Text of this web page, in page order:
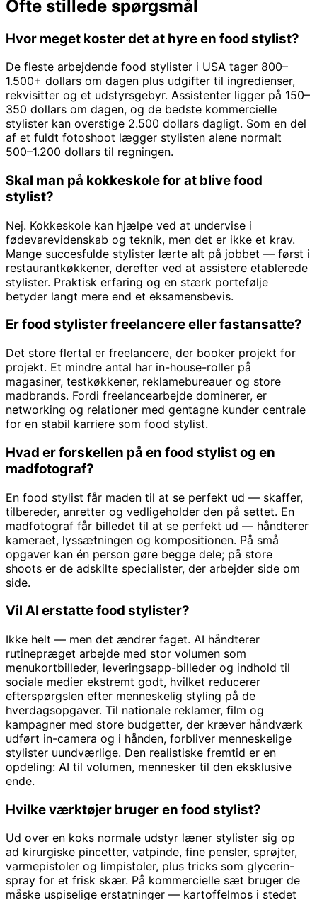
Ofte stillede spørgsmål
Hvor meget koster det at hyre en food stylist?
De fleste arbejdende food stylister i USA tager 800–
1.500+ dollars om dagen plus udgifter til ingredienser,
rekvisitter og et udstyrsgebyr. Assistenter ligger på 150–
350 dollars om dagen, og de bedste kommercielle
stylister kan overstige 2.500 dollars dagligt. Som en del
af et fuldt fotoshoot lægger stylisten alene normalt
500–1.200 dollars til regningen.
Skal man på kokkeskole for at blive food
stylist?
Nej. Kokkeskole kan hjælpe ved at undervise i
fødevarevidenskab og teknik, men det er ikke et krav.
Mange succesfulde stylister lærte alt på jobbet — først i
restaurantkøkkener, derefter ved at assistere etablerede
stylister. Praktisk erfaring og en stærk portefølje
betyder langt mere end et eksamensbevis.
Er food stylister freelancere eller fastansatte?
Det store flertal er freelancere, der booker projekt for
projekt. Et mindre antal har in-house-roller på
magasiner, testkøkkener, reklamebureauer og store
madbrands. Fordi freelancearbejde dominerer, er
networking og relationer med gentagne kunder centrale
for en stabil karriere som food stylist.
Hvad er forskellen på en food stylist og en
madfotograf?
En food stylist får maden til at se perfekt ud — skaffer,
tilbereder, anretter og vedligeholder den på settet. En
madfotograf får billedet til at se perfekt ud — håndterer
kameraet, lyssætningen og kompositionen. På små
opgaver kan én person gøre begge dele; på store
shoots er de adskilte specialister, der arbejder side om
side.
Vil AI erstatte food stylister?
Ikke helt — men det ændrer faget. AI håndterer
rutinepræget arbejde med stor volumen som
menukortbilleder, leveringsapp-billeder og indhold til
sociale medier ekstremt godt, hvilket reducerer
efterspørgslen efter menneskelig styling på de
hverdagsopgaver. Til nationale reklamer, film og
kampagner med store budgetter, der kræver håndværk
udført in-camera og i hånden, forbliver menneskelige
stylister uundværlige. Den realistiske fremtid er en
opdeling: AI til volumen, mennesker til den eksklusive
ende.
Hvilke værktøjer bruger en food stylist?
Ud over en koks normale udstyr læner stylister sig op
ad kirurgiske pincetter, vatpinde, fine pensler, sprøjter,
varmepistoler og limpistoler, plus tricks som glycerin-
spray for et frisk skær. På kommercielle sæt bruger de
måske uspiselige erstatninger — kartoffelmos i stedet